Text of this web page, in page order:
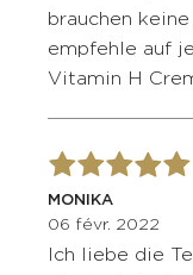
brauchen
empfehle auf
Vitamin H
MONIKA
06 févr. 2022
Ich liebe die